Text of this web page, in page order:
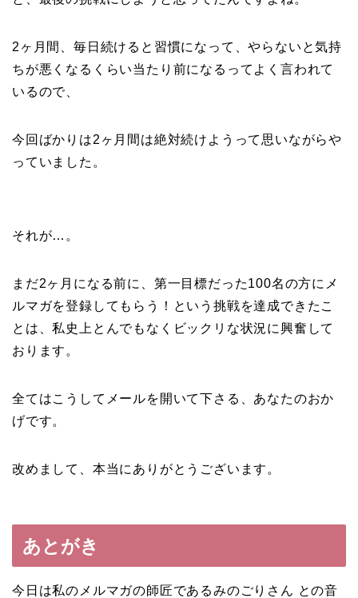
2ヶ月間、毎日続けると習慣になって、やらないと気持
ちが悪くなるくらい当たり前になるってよく言われて
いるので、
今回ばかりは2ヶ月間は絶対続けようって思いながらや
っていました。
それが…。
まだ2ヶ月になる前に、第一目標だった100名の方にメ
ルマガを登録してもらう！という挑戦を達成できたこ
とは、私史上とんでもなくビックリな状況に興奮して
おります。
全てはこうしてメールを開いて下さる、あなたのおか
げです。
改めまして、本当にありがとうございます。
あとがき
今日は私のメルマガの師匠であるみのごりさん との音